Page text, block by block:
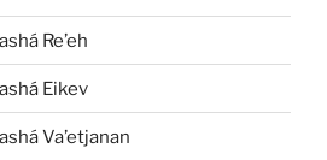
Re’eh
Eikev
Va’etjanan